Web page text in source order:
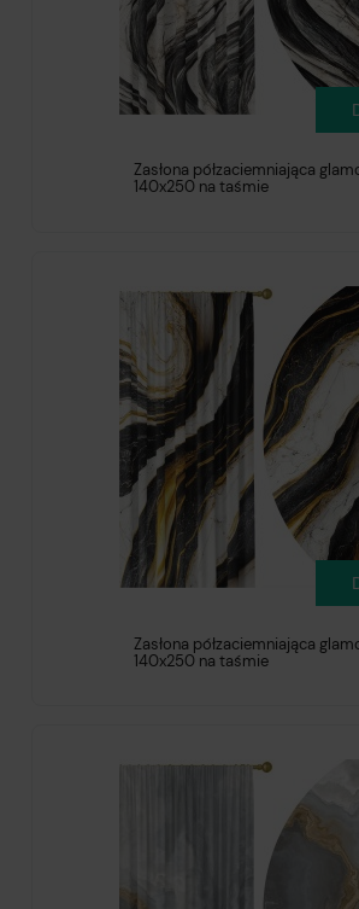
Zasłona półzaciemniająca
140x250 na taśmie
Zasłona półzaciemniająca
140x250 na taśmie